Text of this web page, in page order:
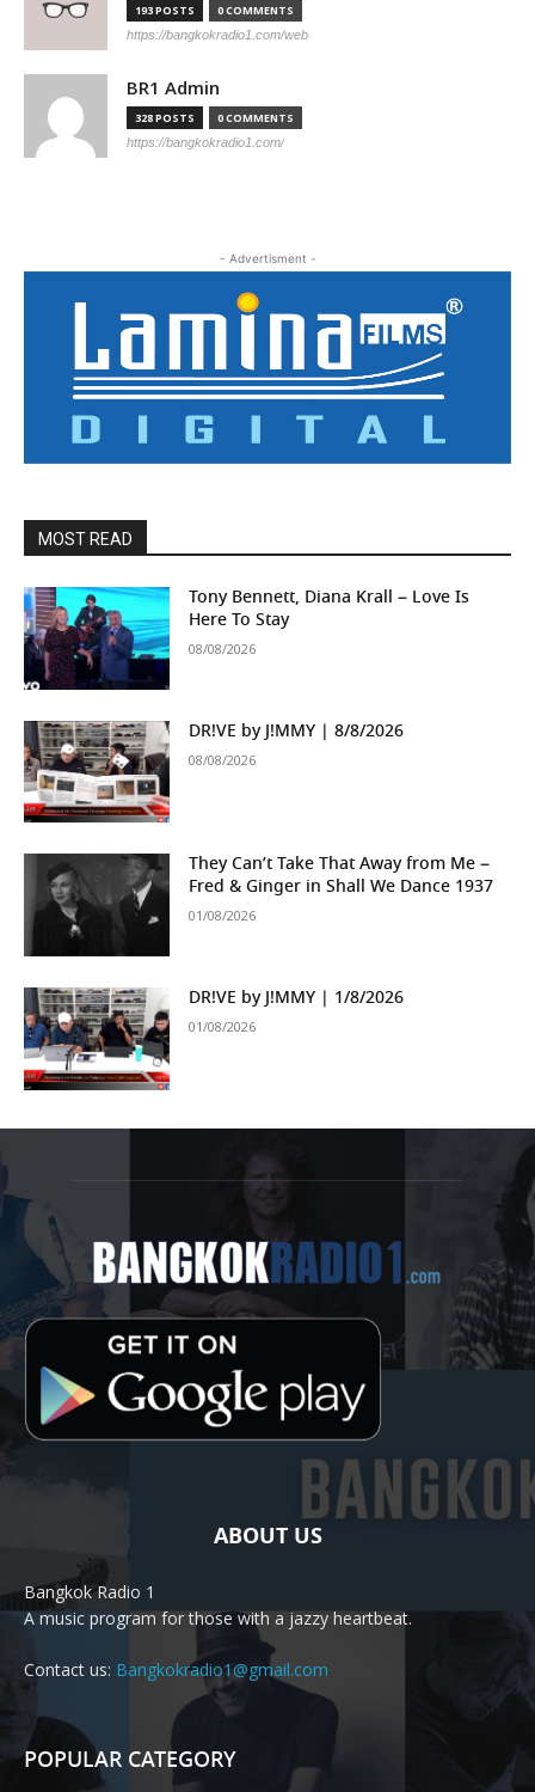
193 POSTS 0 COMMENTS
https://bangkokradio1.com/web
BR1 Admin
328 POSTS 0 COMMENTS
https://bangkokradio1.com/
- Advertisment -
MOST READ
Tony Bennett, Diana Krall – Love Is
Here To Stay
08/08/2026
DR!VE by J!MMY | 8/8/2026
08/08/2026
They Can’t Take That Away from Me –
Fred & Ginger in Shall We Dance 1937
01/08/2026
DR!VE by J!MMY | 1/8/2026
01/08/2026
ABOUT US
Bangkok Radio 1
A music program for those with a jazzy heartbeat.
Contact us: Bangkokradio1@gmail.com
POPULAR CATEGORY